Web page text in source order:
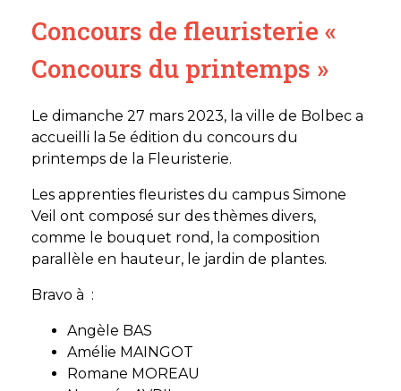
Concours de fleuristerie «
Concours du printemps »
Le dimanche 27 mars 2023, la ville de Bolbec a
accueilli la 5e édition du concours du
printemps de la Fleuristerie.
Les apprenties fleuristes du campus Simone
Veil ont composé sur des thèmes divers,
comme le bouquet rond, la composition
parallèle en hauteur, le jardin de plantes.
Bravo à :
Angèle BAS
Amélie MAINGOT
Romane MOREAU